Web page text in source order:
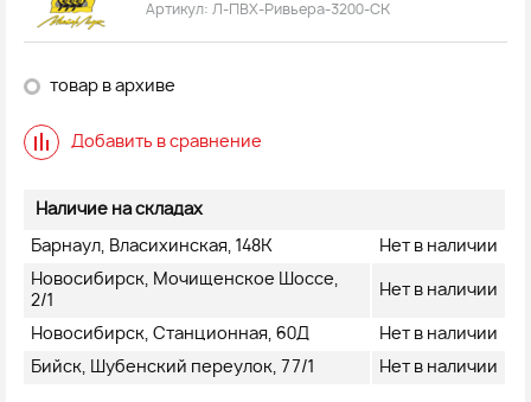
Артикул: Л-ПВХ-Ривьера-3200-СК
товар в архиве
Добавить в сравнение
Наличие на складах
Барнаул, Власихинская, 148К
Нет в наличии
Новосибирск, Мочищенское Шоссе,
2/1
Нет в наличии
Новосибирск, Станционная, 60Д
Нет в наличии
Бийск, Шубенский переулок, 77/1
Нет в наличии